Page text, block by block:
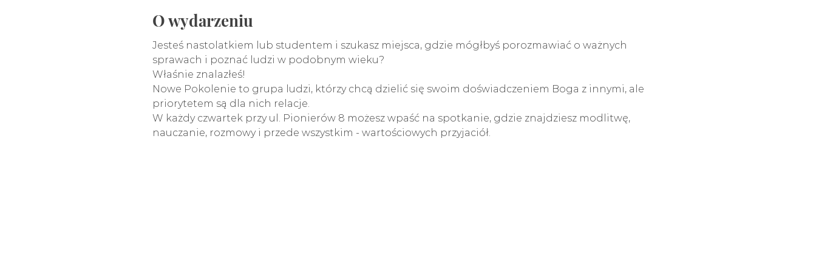
O wydarzeniu
Jesteś nastolatkiem lub studentem i szukasz miejsca, gdzie mógłbyś porozmawiać o ważnych
sprawach i poznać ludzi w podobnym wieku?
Właśnie znalazłeś!
Nowe Pokolenie to grupa ludzi, którzy chcą dzielić się swoim doświadczeniem Boga z innymi, ale
priorytetem są dla nich relacje.
W każdy czwartek przy ul. Pionierów 8 możesz wpaść na spotkanie, gdzie znajdziesz modlitwę,
nauczanie, rozmowy i przede wszystkim - wartościowych przyjaciół.